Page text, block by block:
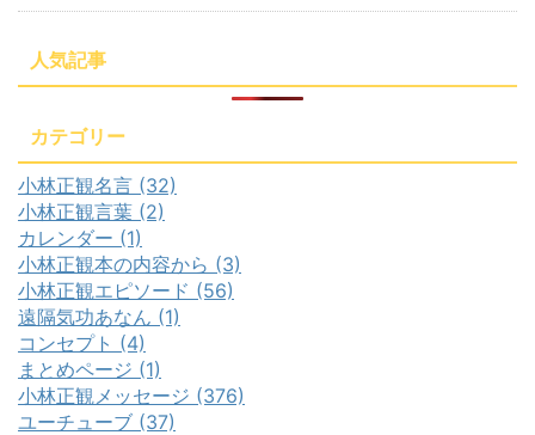
人気記事
カテゴリー
小林正観名言 (32)
小林正観言葉 (2)
カレンダー (1)
小林正観本の内容から (3)
小林正観エピソード (56)
遠隔気功あなん (1)
コンセプト (4)
まとめページ (1)
小林正観メッセージ (376)
ユーチューブ (37)